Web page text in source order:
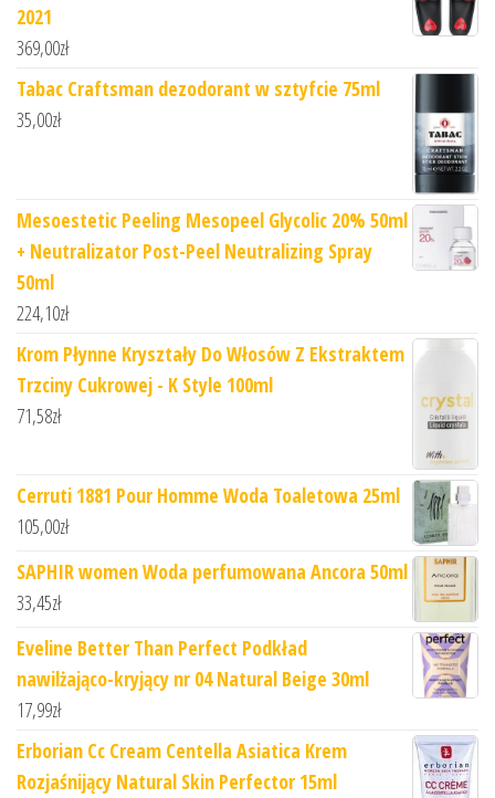
2021
369,00zł
Tabac Craftsman dezodorant w sztyfcie 75ml
35,00zł
Mesoestetic Peeling Mesopeel Glycolic 20% 50ml
+ Neutralizator Post-Peel Neutralizing Spray
50ml
224,10zł
Krom Płynne Kryształy Do Włosów Z Ekstraktem
Trzciny Cukrowej - K Style 100ml
71,58zł
Cerruti 1881 Pour Homme Woda Toaletowa 25ml
105,00zł
SAPHIR women Woda perfumowana Ancora 50ml
33,45zł
Eveline Better Than Perfect Podkład
nawilżająco-kryjący nr 04 Natural Beige 30ml
17,99zł
Erborian Cc Cream Centella Asiatica Krem
Rozjaśnijący Natural Skin Perfector 15ml